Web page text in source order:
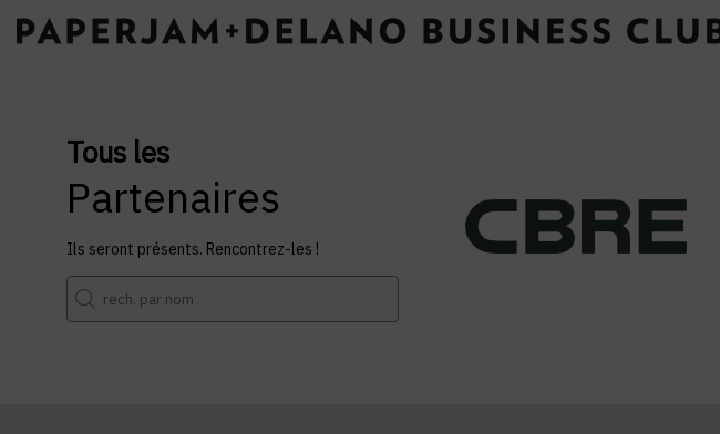
Tous les
Partenaires
Ils seront présents. Rencontrez-les !